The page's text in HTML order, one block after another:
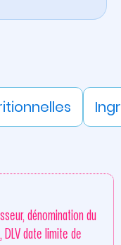
dénomination du
date limite de